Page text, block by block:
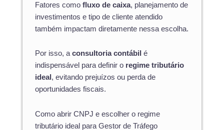
Fatores como fluxo de caixa, planejamento de
investimentos e tipo de cliente atendido
também impactam diretamente nessa escolha.
Por isso, a consultoria contábil é
indispensável para definir o regime tributário
ideal , evitando prejuízos ou perda de
oportunidades fiscais.
Como abrir CNPJ e escolher o regime
tributário ideal para Gestor de Tráfego